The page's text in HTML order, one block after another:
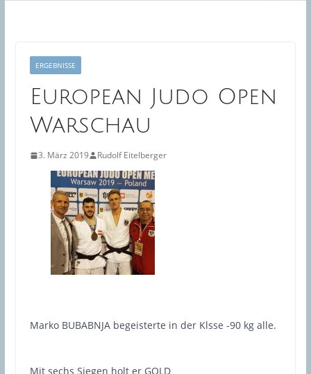
ERGEBNISSE
European Judo Open
Warschau
3. März 2019 Rudolf Eitelberger
Marko BUBABNJA begeisterte in der Klsse -90 kg alle.
Mit sechs Siegen holt er GOLD